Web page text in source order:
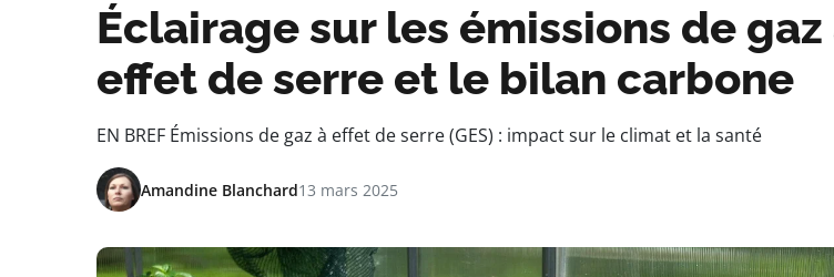
Éclairage sur les émissions de gaz
effet de serre et le bilan carbone
EN BREF Émissions de gaz à effet de serre (GES) : impact sur le climat et la santé
Amandine Blanchard13 mars 2025